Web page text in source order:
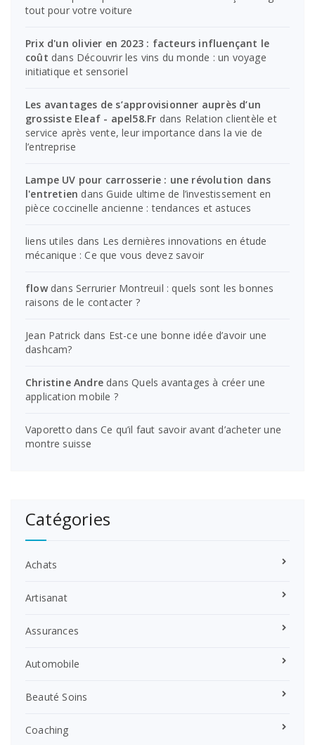
tout pour votre voiture
Prix d'un olivier en 2023 : facteurs influençant le
coût dans Découvrir les vins du monde : un voyage
initiatique et sensoriel
Les avantages de s’approvisionner auprès d’un
grossiste Eleaf - apel58.Fr dans Relation clientèle et
service après vente, leur importance dans la vie de
l’entreprise
Lampe UV pour carrosserie : une révolution dans
l'entretien dans Guide ultime de l’investissement en
pièce coccinelle ancienne : tendances et astuces
liens utiles dans Les dernières innovations en étude
mécanique : Ce que vous devez savoir
flowdans Serrurier Montreuil : quels sont les bonnes
raisons de le contacter ?
Jean Patrick dans Est-ce une bonne idée d’avoir une
dashcam?
Christine Andre dansQuels avantages à créer une
application mobile ?
Vaporetto dansCe qu’il faut savoir avant d’acheter une
montre suisse
Catégories
Achats
Artisanat
Assurances
Automobile
Beauté Soins
Coaching